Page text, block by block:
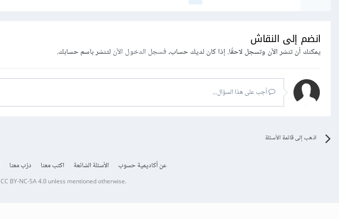
انضم إلى النقاش
يمكنك أن تنشر الآن وتسجل لاحقًا. إذا كان لديك حساب،فسجل الدخول الآنلتنشر باسم حسابك.
أجب على هذا السؤال...
اذهب إلى قائمة الأسئلة
عن أكاديمية حسوب الأسئلة الشائعة اكتب معنا درّب معنا
CC BY-NC-SA 4.0unless mentioned otherwise.